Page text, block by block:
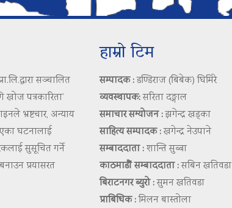
सञ्चालित
पत्रकारिता’
भ्रष्टचार, अन्याय
घटनालाई
सुसूचित गर्ने
प्रयासरत
हाम्रो टिम
सम्पादक :डण्डिराज (बिबेक) घिमिरे
व्यवस्थापक:सरिता दङ्गाल
समाचार सम्योजन :झगेन्द्र खड्का
साहित्य सम्पादक :खगेन्द्र नेउपाने
सम्बाददाता :शान्ति सुब्बा
काठमाडौं सम्बाददाता :सबिन खतिवडा
बिराटनगर ब्युरो :सुमन खतिवडा
प्राबिधिक :मिलन बास्तोला